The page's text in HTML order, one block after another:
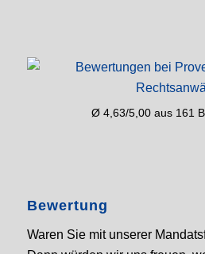
Ø 4,63/5,00 aus 161
Bewertung
Waren Sie mit unserer